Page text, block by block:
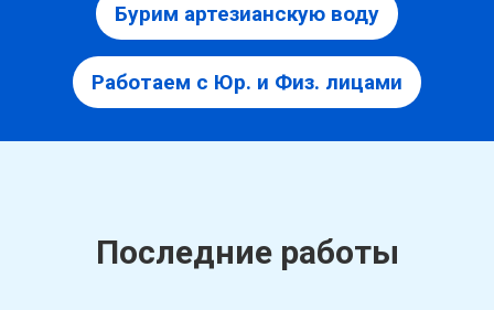
Бурим артезианскую воду
Работаем с Юр. и Физ. лицами
Последние работы